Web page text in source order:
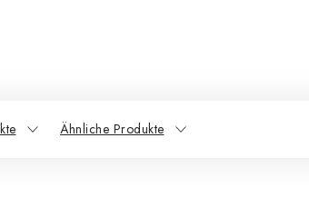
Ähnliche Produkte